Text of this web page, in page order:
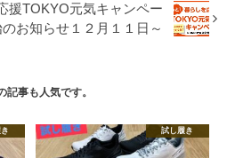
援TOKYO元気キャンペー
お知らせ１２月１１日～
記事も人気です。
試し履き